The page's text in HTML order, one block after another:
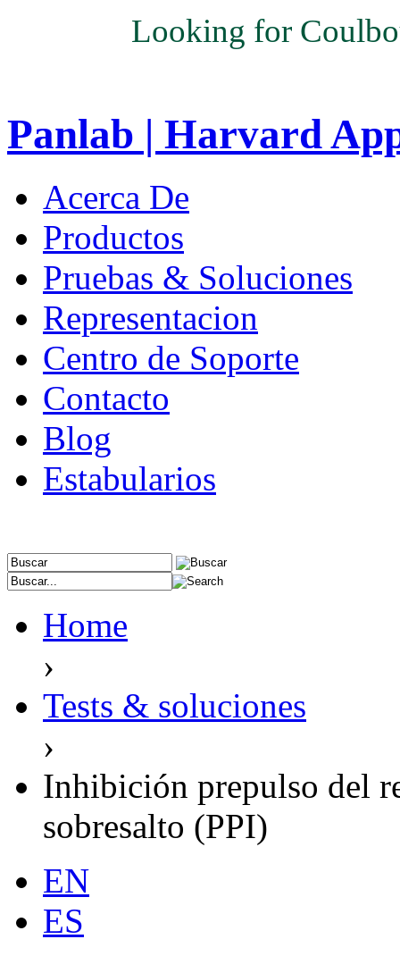
Looking for
Panlab | Harvard
Acerca De
Productos
Pruebas & Soluciones
Representacion
Centro de Soporte
Contacto
Blog
Estabularios
Home
›
Tests & soluciones
›
Inhibición prepulso del
sobresalto (PPI)
EN
ES